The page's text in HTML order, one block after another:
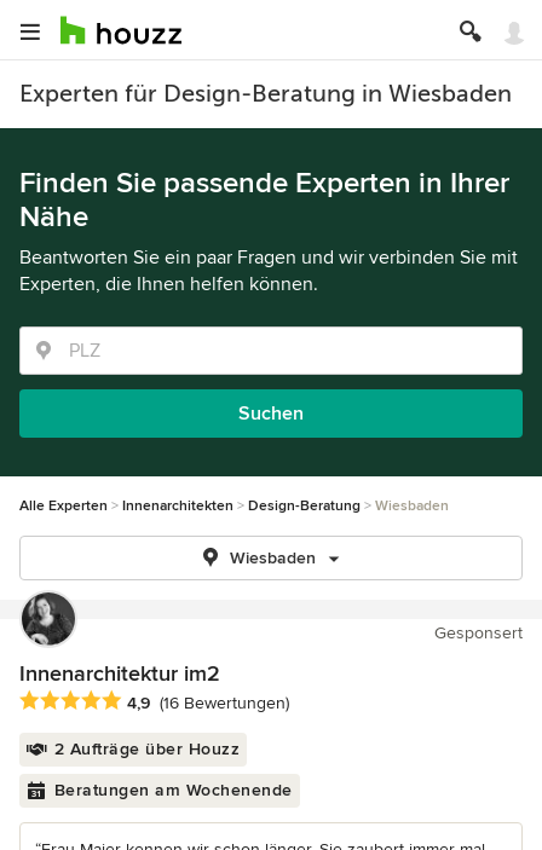
Experten für Design-Beratung in Wiesbaden
Finden Sie passende Experten in Ihrer
Nähe
Beantworten Sie ein paar Fragen und wir verbinden Sie mit
Experten, die Ihnen helfen können.
Suchen
Alle Experten Innenarchitekten Design-Beratung Wiesbaden
Wiesbaden
Gesponsert
Innenarchitektur im2
Durchschnittliche Bewertung: 4.9 von 5 Sternen
4,9 (16 Bewertungen)
2 Aufträge über Houzz
Beratungen am Wochenende